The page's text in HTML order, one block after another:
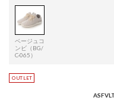
ベージュコ
ンビ（BG/
C-065）